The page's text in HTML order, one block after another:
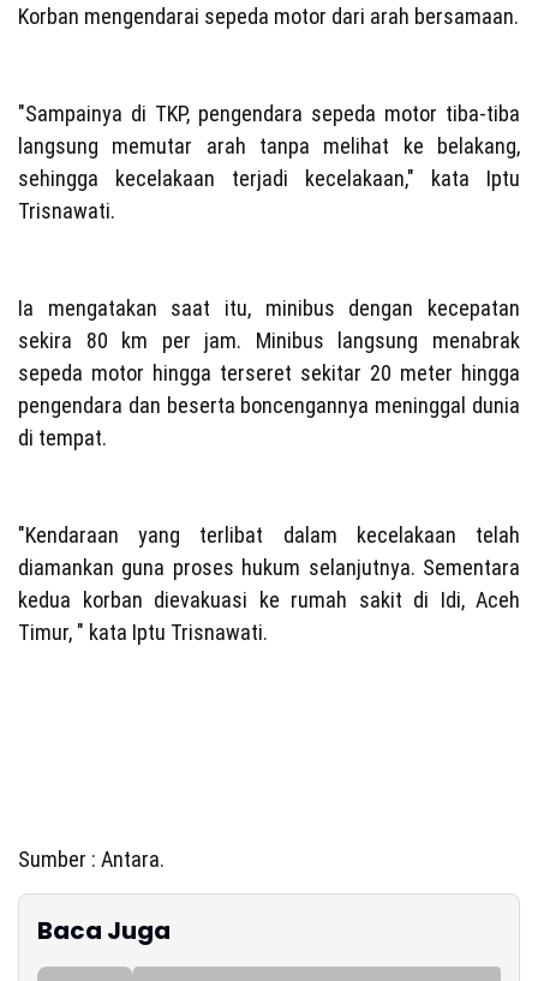
Korban mengendarai sepeda motor dari arah bersamaan.
"Sampainya di TKP, pengendara sepeda motor tiba-tiba
langsung memutar arah tanpa melihat ke belakang,
sehingga kecelakaan terjadi kecelakaan," kata Iptu
Trisnawati.
Ia mengatakan saat itu, minibus dengan kecepatan
sekira 80 km per jam. Minibus langsung menabrak
sepeda motor hingga terseret sekitar 20 meter hingga
pengendara dan beserta boncengannya meninggal dunia
di tempat.
"Kendaraan yang terlibat dalam kecelakaan telah
diamankan guna proses hukum selanjutnya. Sementara
kedua korban dievakuasi ke rumah sakit di Idi, Aceh
Timur, " kata Iptu Trisnawati.
Sumber : Antara.
Baca Juga